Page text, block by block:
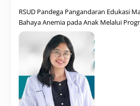
RSUD Pandega Pangandaran Edukasi
Bahaya Anemia pada Anak Melalui